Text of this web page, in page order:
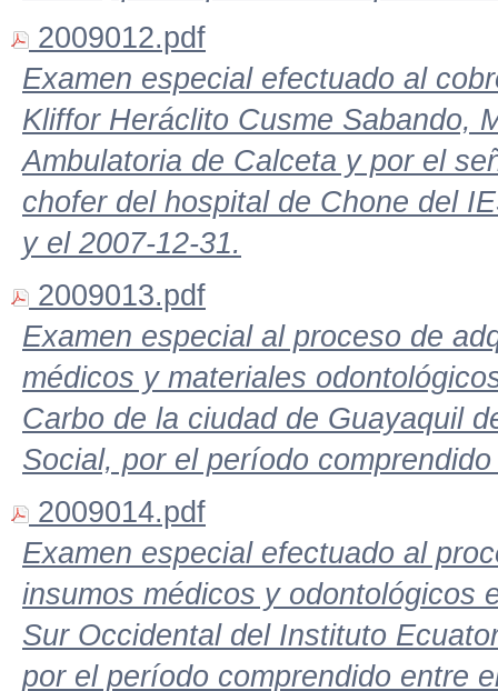
2009012.pdf
Examen especial efectuado al
Kliffor Heráclito Cusme Sabando,
Ambulatoria de Calceta y por el
chofer del hospital de Chone del
y el 2007-12-31.
2009013.pdf
Examen especial al proceso de
médicos y materiales
Carbo de la ciudad de Guayaquil
Social, por el período
2009014.pdf
Examen especial efectuado al
insumos médicos y odontológicos
Sur Occidental del Instituto
por el período comprendido entre